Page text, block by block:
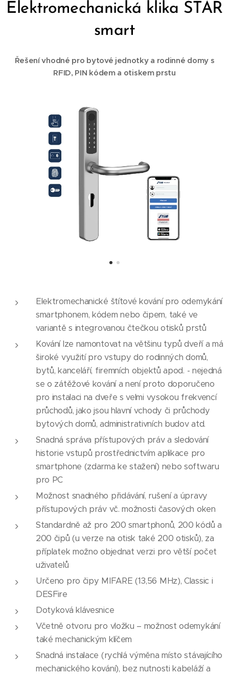
Elektromechanická klika STAR
smart
Řešení vhodné pro bytové jednotky a rodinné domy s
RFID, PIN kódem a otiskem prstu
Elektromechanické štítové kování pro odemykání
smartphonem, kódem nebo čipem, také ve
variantě s integrovanou čtečkou otisků prstů
Kování lze namontovat na většinu typů dveří a má
široké využití pro vstupy do rodinných domů,
bytů, kanceláří, firemních objektů apod. - nejedná
se o zátěžové kování a není proto doporučeno
pro instalaci na dveře s velmi vysokou frekvencí
průchodů, jako jsou hlavní vchody či průchody
bytových domů, administrativních budov atd.
Snadná správa přístupových práv a sledování
historie vstupů prostřednictvím aplikace pro
smartphone (zdarma ke stažení) nebo softwaru
pro PC
Možnost snadného přidávání, rušení a úpravy
přístupových práv vč. možnosti časových oken
Standardně až pro 200 smartphonů, 200 kódů a
200 čipů (u verze na otisk také 200 otisků), za
příplatek možno objednat verzi pro větší počet
uživatelů
Určeno pro čipy MIFARE (13,56 MHz), Classic i
DESFire
Dotyková klávesnice
Včetně otvoru pro vložku – možnost odemykání
také mechanickým klíčem
Snadná instalace (rychlá výměna místo stávajícího
mechanického kování), bez nutnosti kabeláží a